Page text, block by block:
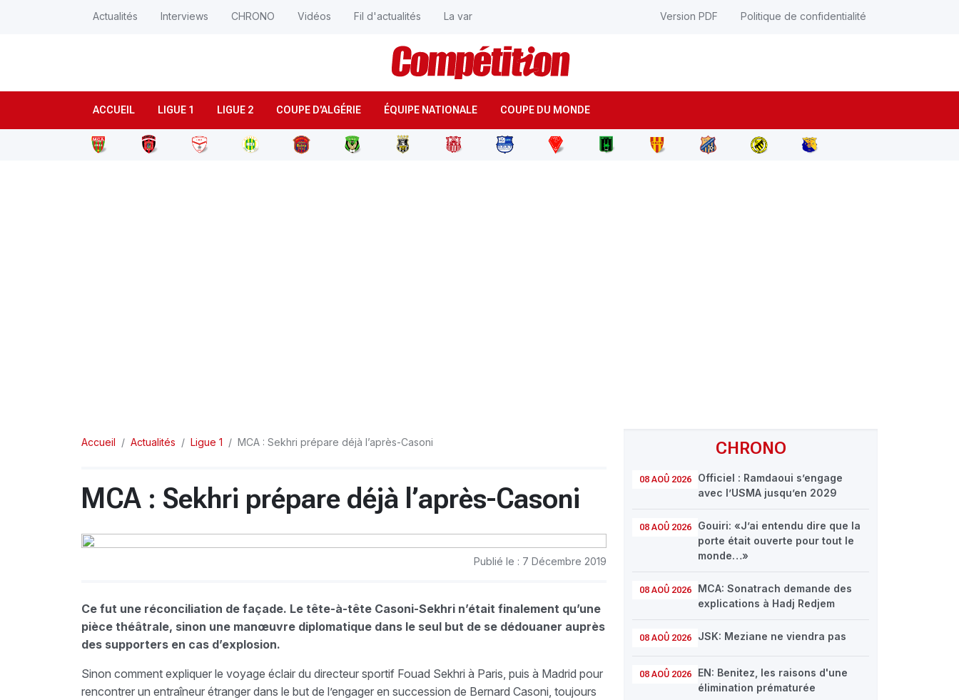
ACCUEIL LIGUE 1 LIGUE 2 COUPE D'ALGÉRIE ÉQUIPE NATIONALE COUPE DU MONDE
Actualités Interviews CHRONO Vidéos Fil d'actualités La var Version PDF Politique de confidentialité
CHRONO
08 AOÛ 2026
Officiel : Ramdaoui s’engage
avec l’USMA jusqu’en 2029
08 AOÛ 2026
Gouiri: «J’ai entendu dire que la
porte était ouverte pour tout le
monde…»
08 AOÛ 2026
MCA: Sonatrach demande des
explications à Hadj Redjem
08 AOÛ 2026 JSK: Meziane ne viendra pas
08 AOÛ 2026
EN: Benitez, les raisons d'une
élimination prématurée
Accueil Actualités Ligue 1 MCA : Sekhri prépare déjà l’après-Casoni
MCA : Sekhri prépare déjà l’après-Casoni
Publié le : 7 Décembre 2019
Ce fut une réconciliation de façade. Le tête-à-tête Casoni-Sekhri n’était finalement qu’une
pièce théâtrale, sinon une manœuvre diplomatique dans le seul but de se dédouaner auprès
des supporters en cas d’explosion.
Sinon comment expliquer le voyage éclair du directeur sportif Fouad Sekhri à Paris, puis à Madrid pour
rencontrer un entraîneur étranger dans le but de l’engager en succession de Bernard Casoni, toujours